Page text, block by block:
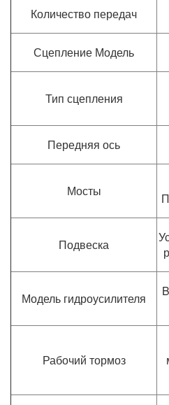
Количество передач
Сцепление Модель
Тип сцепления
Передняя ось
Мосты
Подвеска
Модель гидроусилителя
Рабочий тормоз